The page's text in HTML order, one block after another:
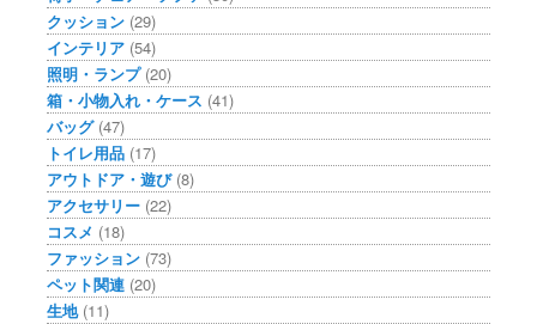
クッション (29)
インテリア (54)
照明・ランプ(20)
箱・小物入れ・ケース (41)
バッグ(47)
トイレ用品 (17)
アウトドア・遊び(8)
アクセサリー (22)
コスメ (18)
ファッション (73)
ペット関連 (20)
生地(11)